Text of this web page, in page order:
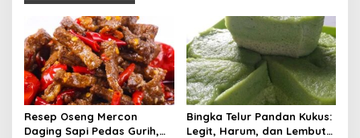
a
s
i
p
o
s
Resep Oseng Mercon
Daging Sapi Pedas Gurih,
Bingka Telur Pandan Kukus:
Legit, Harum, dan Lembut